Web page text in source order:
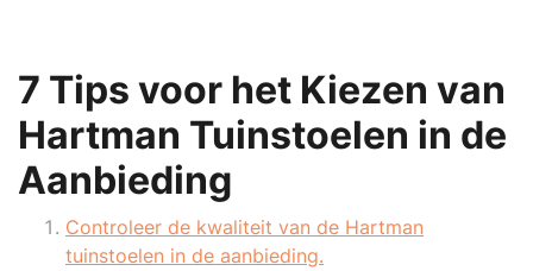
7 Tips voor het Kiezen van
Hartman Tuinstoelen in de
Aanbieding
Controleer de kwaliteit van de Hartman
tuinstoelen in de aanbieding.